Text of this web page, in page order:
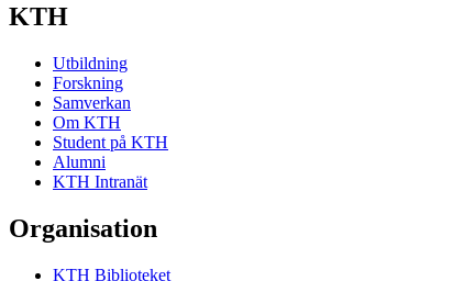
KTH
Utbildning
Forskning
Samverkan
Om KTH
Student på KTH
Alumni
KTH Intranät
Organisation
KTH Biblioteket